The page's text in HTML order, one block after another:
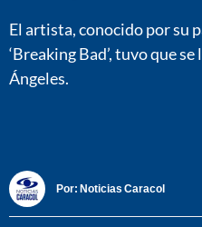
El artista, conocido por su
‘Breaking Bad’, tuvo que
Ángeles.
Por: Noticias Caracol